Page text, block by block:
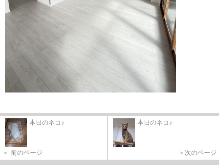
本日のネコ♪
＜ 前のページ
本日のネコ♪
＞次のページ